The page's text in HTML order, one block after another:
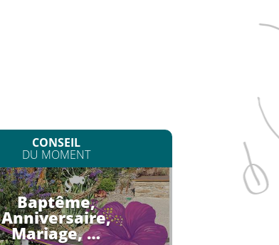
CONSEIL
DU MOMENT
Baptême,
Anniversaire,
Mariage, …